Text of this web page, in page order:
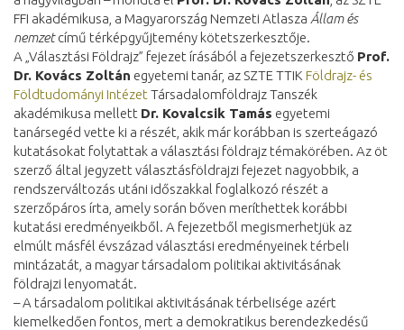
FFI akadémikusa, a Magyarország Nemzeti Atlasza Állam és
nemzetcímű térképgyűjtemény kötetszerkesztője.
A „Választási Földrajz” fejezet írásából a fejezetszerkesztő Prof.
Dr. Kovács Zoltán egyetemi tanár, az SZTE TTIK Földrajz- és
Földtudományi Intézet Társadalomföldrajz Tanszék
akadémikusa mellett Dr. Kovalcsik Tamás egyetemi
tanársegéd vette ki a részét, akik már korábban is szerteágazó
kutatásokat folytattak a választási földrajz témakörében. Az öt
szerző által jegyzett választásföldrajzi fejezet nagyobbik, a
rendszerváltozás utáni időszakkal foglalkozó részét a
szerzőpáros írta, amely során bőven meríthettek korábbi
kutatási eredményeikből. A fejezetből megismerhetjük az
elmúlt másfél évszázad választási eredményeinek térbeli
mintázatát, a magyar társadalom politikai aktivitásának
földrajzi lenyomatát.
– A társadalom politikai aktivitásának térbelisége azért
kiemelkedően fontos, mert a demokratikus berendezkedésű